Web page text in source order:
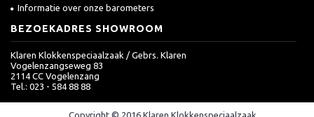
Informatie over onze barometers
BEZOEKADRES SHOWROOM
Klaren Klokkenspeciaalzaak / Gebrs. Klaren
Vogelenzangseweg 83
2114 CC Vogelenzang
Tel.: 023 - 584 88 88
Copyright © 2016 Klaren Klokkenspeciaalzaak